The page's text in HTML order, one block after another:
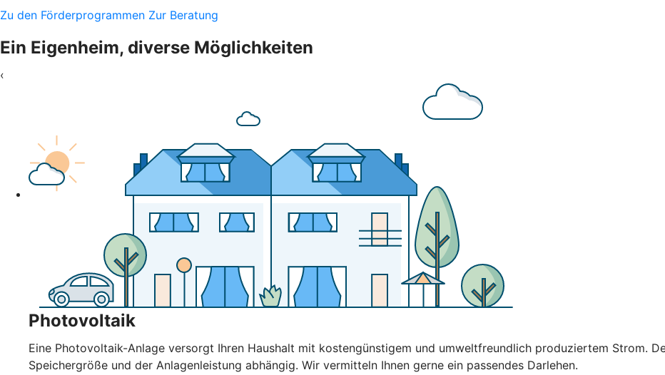
Zu den Förderprogrammen Zur Beratung
Ein Eigenheim, diverse Möglichkeiten
‹
Photovoltaik
Eine Photovoltaik-Anlage versorgt Ihren Haushalt mit kostengünstigem und umweltfreundlich produziertem Strom.
Speichergröße und der Anlagenleistung abhängig. Wir vermitteln Ihnen gerne ein passendes Darlehen.